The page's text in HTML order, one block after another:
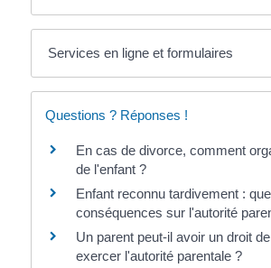
Services en ligne et formulaires
Questions ? Réponses !
En cas de divorce, comment
de l'enfant ?
Enfant reconnu tardivement :
conséquences sur l'autorité
Un parent peut-il avoir un droit
exercer l'autorité parentale ?